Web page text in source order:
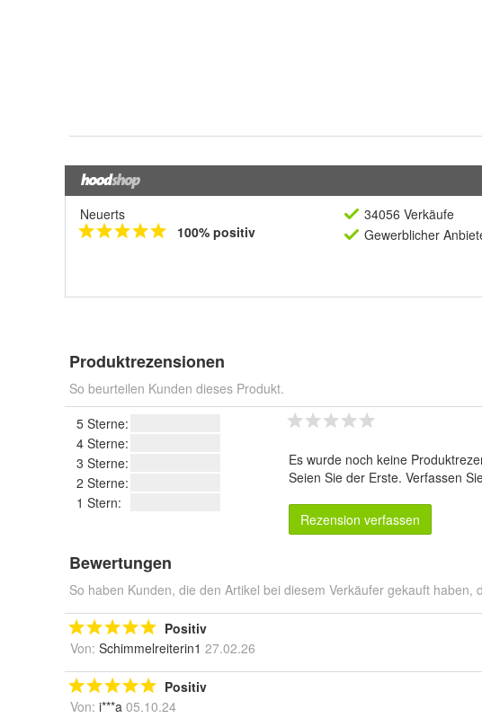
Neuerts
100% positiv
34056 Verkäufe
Gewerblicher
Produktrezensionen
So beurteilen Kunden dieses Produkt.
5 Sterne:
4 Sterne:
3 Sterne:
2 Sterne:
1 Stern:
Es wurde noch keine
Seien Sie der Erste. Verfassen
Rezension verfassen
Bewertungen
So haben Kunden, die den Artikel bei diesem Verkäufer gekauft haben,
Positiv
Von: Schimmelreiterin1 27.02.26
Positiv
Von: i***a 05.10.24